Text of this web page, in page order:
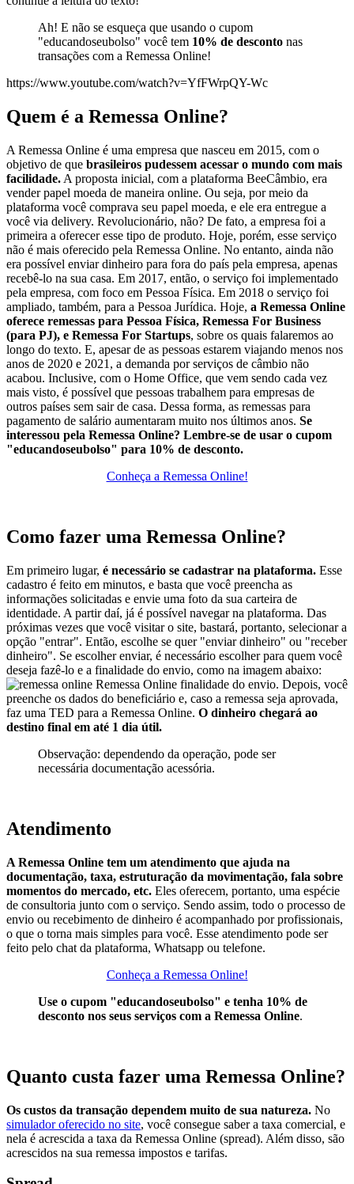
Ah! E não se esqueça que usando o cupom
"educandoseubolso" você tem 10% de desconto nas
transações com a Remessa Online!
https://www.youtube.com/watch?v=YfFWrpQY-Wc
Quem é a Remessa Online?
A Remessa Online é uma empresa que nasceu em 2015, com o
objetivo de que brasileiros pudessem acessar o mundo com mais
facilidade. A proposta inicial, com a plataforma BeeCâmbio, era
vender papel moeda de maneira online. Ou seja, por meio da
plataforma você comprava seu papel moeda, e ele era entregue a
você via delivery. Revolucionário, não? De fato, a empresa foi a
primeira a oferecer esse tipo de produto. Hoje, porém, esse serviço
não é mais oferecido pela Remessa Online. No entanto, ainda não
era possível enviar dinheiro para fora do país pela empresa, apenas
recebê-lo na sua casa. Em 2017, então, o serviço foi implementado
pela empresa, com foco em Pessoa Física. Em 2018 o serviço foi
ampliado, também, para a Pessoa Jurídica. Hoje, a Remessa Online
oferece remessas para Pessoa Física, Remessa For Business
(para PJ), e Remessa For Startups, sobre os quais falaremos ao
longo do texto. E, apesar de as pessoas estarem viajando menos nos
anos de 2020 e 2021, a demanda por serviços de câmbio não
acabou. Inclusive, com o Home Office, que vem sendo cada vez
mais visto, é possível que pessoas trabalhem para empresas de
outros países sem sair de casa. Dessa forma, as remessas para
pagamento de salário aumentaram muito nos últimos anos. Se
interessou pela Remessa Online? Lembre-se de usar o cupom
"educandoseubolso" para 10% de desconto.
Conheça a Remessa Online!
Como fazer uma Remessa Online?
Em primeiro lugar, é necessário se cadastrar na plataforma. Esse
cadastro é feito em minutos, e basta que você preencha as
informações solicitadas e envie uma foto da sua carteira de
identidade. A partir daí, já é possível navegar na plataforma. Das
próximas vezes que você visitar o site, bastará, portanto, selecionar a
opção "entrar". Então, escolhe se quer "enviar dinheiro" ou "receber
dinheiro". Se escolher enviar, é necessário escolher para quem você
deseja fazê-lo e a finalidade do envio, como na imagem abaixo:
Remessa Online finalidade do envio. Depois, você
preenche os dados do beneficiário e, caso a remessa seja aprovada,
faz uma TED para a Remessa Online. O dinheiro chegará ao
destino final em até 1 dia útil.
Observação: dependendo da operação, pode ser
necessária documentação acessória.
Atendimento
A Remessa Online tem um atendimento que ajuda na
documentação, taxa, estruturação da movimentação, fala sobre
momentos do mercado, etc. Eles oferecem, portanto, uma espécie
de consultoria junto com o serviço. Sendo assim, todo o processo de
envio ou recebimento de dinheiro é acompanhado por profissionais,
o que o torna mais simples para você. Esse atendimento pode ser
feito pelo chat da plataforma, Whatsapp ou telefone.
Conheça a Remessa Online!
Use o cupom "educandoseubolso" e tenha 10% de
desconto nos seus serviços com a Remessa Online.
Quanto custa fazer uma Remessa Online?
Os custos da transação dependem muito de sua natureza. No
simulador oferecido no site, você consegue saber a taxa comercial, e
nela é acrescida a taxa da Remessa Online (spread). Além disso, são
acrescidos na sua remessa impostos e tarifas.